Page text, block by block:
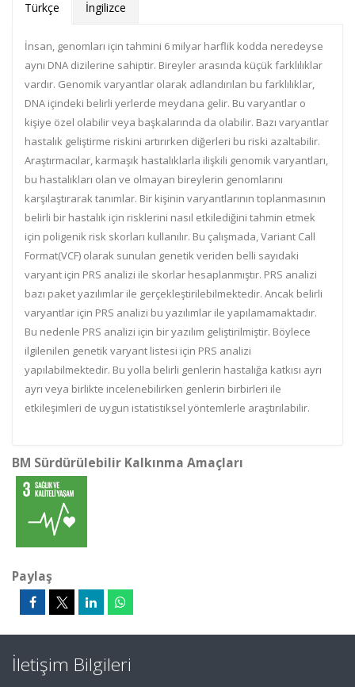
Türkçe İngilizce
İnsan, genomları için tahmini 6 milyar harflik kodda neredeyse
aynı DNA dizilerine sahiptir. Bireyler arasında küçük farklılıklar
vardır. Genomik varyantlar olarak adlandırılan bu farklılıklar,
DNA içindeki belirli yerlerde meydana gelir. Bu varyantlar o
kişiye özel olabilir veya başkalarında da olabilir. Bazı varyantlar
hastalık geliştirme riskini artırırken diğerleri bu riski azaltabilir.
Araştırmacılar, karmaşık hastalıklarla ilişkili genomik varyantları,
bu hastalıkları olan ve olmayan bireylerin genomlarını
karşılaştırarak tanımlar. Bir kişinin varyantlarının toplanmasının
belirli bir hastalık için risklerini nasıl etkilediğini tahmin etmek
için poligenik risk skorları kullanılır. Bu çalışmada, Variant Call
Format(VCF) olarak sunulan genetik veriden belli sayıdaki
varyant için PRS analizi ile skorlar hesaplanmıştır. PRS analizi
bazı paket yazılımlar ile gerçekleştirilebilmektedir. Ancak belirli
varyantlar için PRS analizi bu yazılımlar ile yapılamamaktadır.
Bu nedenle PRS analizi için bir yazılım geliştirilmiştir. Böylece
ilgilenilen genetik varyant listesi için PRS analizi
yapılabilmektedir. Bu yolla belirli genlerin hastalığa katkısı ayrı
ayrı veya birlikte incelenebilirken genlerin birbirleri ile
etkileşimleri de uygun istatistiksel yöntemlerle araştırılabilir.
BM Sürdürülebilir Kalkınma Amaçları
Paylaş
İletişim Bilgileri